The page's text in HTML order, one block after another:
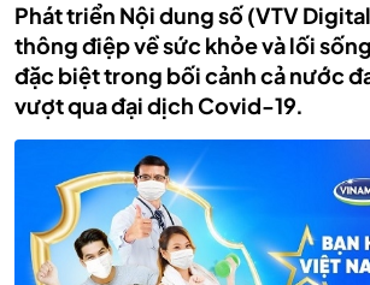
Phát triển Nội dung số (VTV
thông điệp về sức khỏe và lối
đặc biệt trong bối cảnh cả nước
vượt qua đại dịch Covid-19.